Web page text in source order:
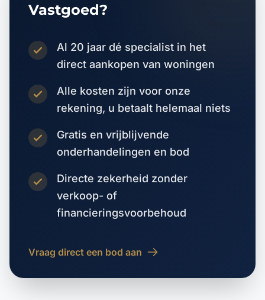
Vastgoed?
Al 20 jaar dé specialist in het
direct aankopen van woningen
Alle kosten zijn voor onze
rekening, u betaalt helemaal niets
Gratis en vrijblijvende
onderhandelingen en bod
Directe zekerheid zonder
verkoop- of
financieringsvoorbehoud
Vraag direct een bod aan